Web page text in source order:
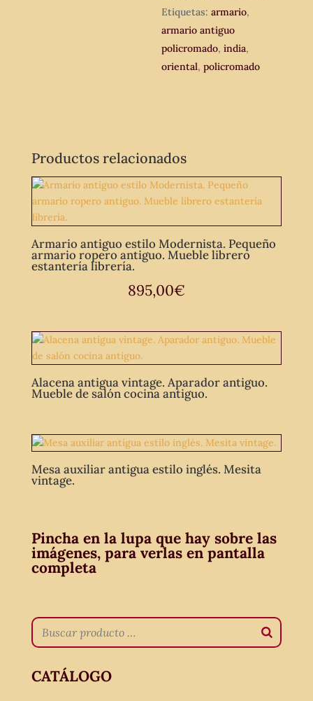
Etiquetas:armario,
armario antiguo
policromado,india,
oriental,policromado
Productos relacionados
Armario antiguo estilo Modernista. Pequeño
armario ropero antiguo. Mueble librero
estantería librería.
895,00€
Alacena antigua vintage. Aparador antiguo.
Mueble de salón cocina antiguo.
Mesa auxiliar antigua estilo inglés. Mesita
vintage.
Pincha en la lupa que hay sobre las
imágenes, para verlas en pantalla
completa
CATÁLOGO